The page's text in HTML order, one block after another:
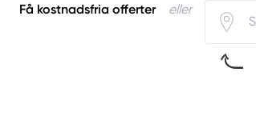
Få kostnadsfria offerter eller